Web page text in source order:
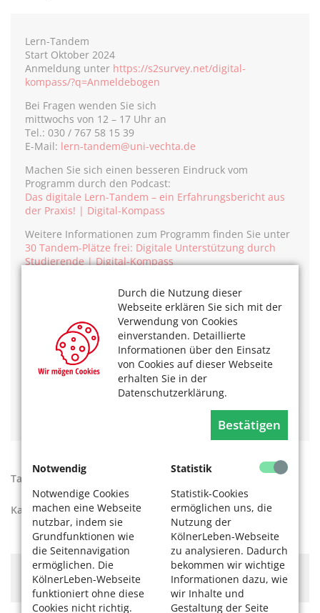
Durch die Nutzung dieser
Webseite erklären Sie sich mit der
Verwendung von Cookies
einverstanden. Detaillierte
Informationen über den Einsatz
von Cookies auf dieser Webseite
erhalten Sie in der
Datenschutzerklärung.
Bestätigen
Notwendig
Notwendige Cookies
machen eine Webseite
nutzbar, indem sie
Grundfunktionen wie
die Seitennavigation
ermöglichen. Die
KölnerLeben-Webseite
funktioniert ohne diese
Cookies nicht richtig.
Statistik
Statistik-Cookies
ermöglichen uns, die
Nutzung der
KölnerLeben-Webseite
zu analysieren. Dadurch
bekommen wir wichtige
Informationen dazu, wie
wir Inhalte und
Gestaltung der Seite
Lern-Tandem
Start Oktober 2024
Anmeldung unter https://s2survey.net/digital-
kompass/?q=Anmeldebogen
Bei Fragen wenden Sie sich
mittwochs von 12 – 17 Uhr an
Tel.: 030 / 767 58 15 39
E-Mail: lern-tandem@uni-vechta.de
Machen Sie sich einen besseren Eindruck vom
Programm durch den Podcast:
Das digitale Lern-Tandem – ein Erfahrungsbericht aus
der Praxis! | Digital-Kompass
Weitere Informationen zum Programm finden Sie unter
30 Tandem-Plätze frei: Digitale Unterstützung durch
Studierende | Digital-Kompass
Bundesarbeitsgemeinschaft der
Seniorenorganisationen e.V. (BAGSO)gemeinsam mit
Deutschland sicher im Netz e.V.und gefördert durch
Bundesministerium für Umwelt, Naturschutz,
nukleare Sicherheit und Verbraucherschutz (BMUV)
Das könnte Sie auch interessieren:
Android-Smartphone - Buchtipps
Tags: Computer
Kategorien: Digitales Lernen
Hier könnte Werbung stehen, mit der wir uns
finanzieren. Bitte akzeptieren Sie dieCookie-Meldung.